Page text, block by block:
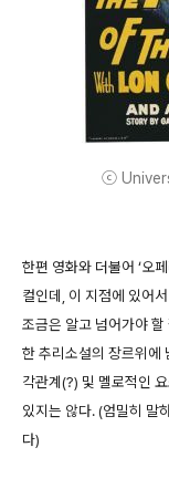
ⓒ
한편 영화와 더불어 ‘오
컬인데, 이 지점에 있어
조금은 알고 넘어가야
한 추리소설의 장르위에
각관계(?) 및 멜로적인
있지는 않다. (엄밀히 말
다)